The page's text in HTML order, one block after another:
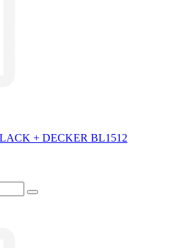
+ DECKER BL1512